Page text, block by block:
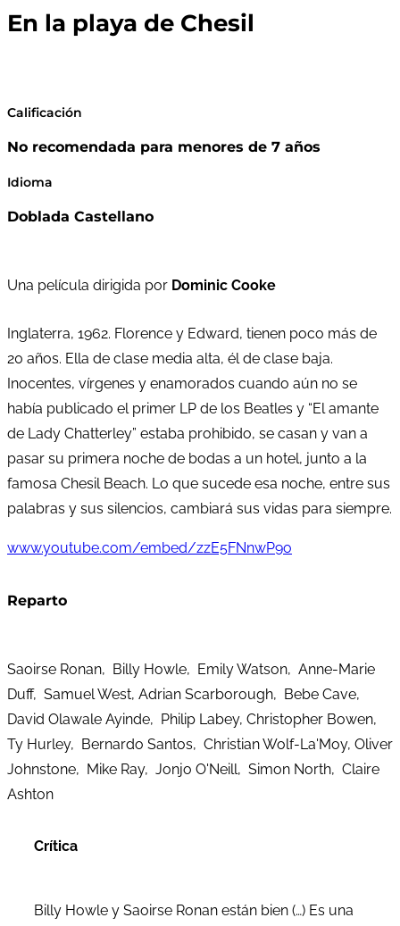
En la playa de Chesil
Calificación
No recomendada para menores de 7 años
Idioma
Doblada Castellano
Una película dirigida por Dominic Cooke
Inglaterra, 1962. Florence y Edward, tienen poco más de
20 años. Ella de clase media alta, él de clase baja.
Inocentes, vírgenes y enamorados cuando aún no se
había publicado el primer LP de los Beatles y “El amante
de Lady Chatterley” estaba prohibido, se casan y van a
pasar su primera noche de bodas a un hotel, junto a la
famosa Chesil Beach. Lo que sucede esa noche, entre sus
palabras y sus silencios, cambiará sus vidas para siempre.
www.youtube.com/embed/zzE5FNnwP9o
Reparto
Saoirse Ronan, Billy Howle, Emily Watson, Anne-Marie
Duff, Samuel West, Adrian Scarborough, Bebe Cave,
David Olawale Ayinde, Philip Labey, Christopher Bowen,
Ty Hurley, Bernardo Santos, Christian Wolf-La'Moy, Oliver
Johnstone, Mike Ray, Jonjo O'Neill, Simon North, Claire
Ashton
Crítica
Billy Howle y Saoirse Ronan están bien (…) Es una